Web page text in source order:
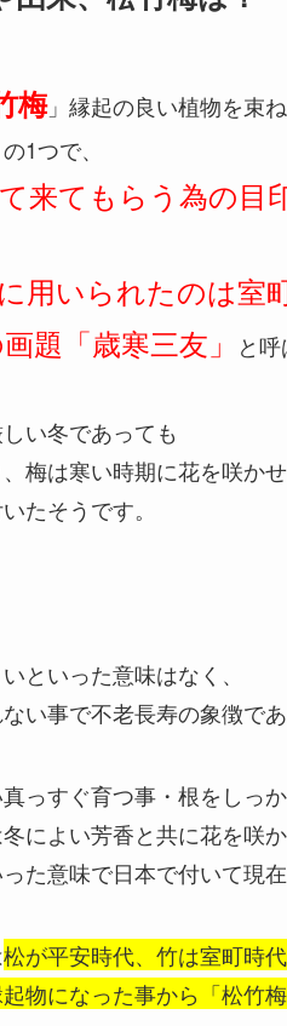
梅」縁起の良い植物を束ね
1つで、
来てもらう為の目
用いられたのは室
題「歳寒三友」 と
い冬であっても
梅は寒い時期に花を咲か
たそうです。
といった意味はなく、
い事で不老長寿の象徴であ
っすぐ育つ事・根をしっ
によい芳香と共に花を咲か
た意味で日本で付いて現在
松が平安時代、竹は室町時
物になった事から「松竹梅